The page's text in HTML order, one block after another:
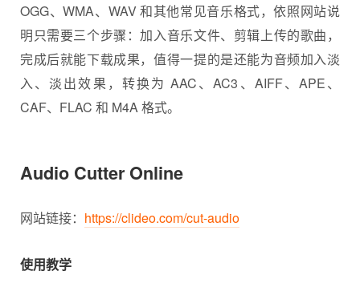
OGG、WMA、WAV 和其他常见音乐格式，依照网站说
明只需要三个步骤：加入音乐文件、剪辑上传的歌曲，
完成后就能下载成果，值得一提的是还能为音频加入淡
入、淡出效果，转换为 AAC、AC3、AIFF、APE、
CAF、FLAC 和 M4A 格式。
Audio Cutter Online
网站链接： https://clideo.com/cut-audio
使用教学